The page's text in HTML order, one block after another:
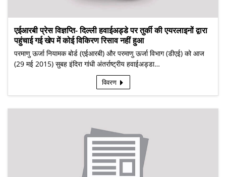
एईआरबी प्रेस विज्ञप्ति- दिल्ली हवाईअड्डे पर तुर्की की एयरलाइनों द्वारा
पहुंचाई गई खेप में कोई विकिरण रिसाव नहीं हुआ
परमाणु ऊर्जा नियामक बोर्ड (एईआरबी) और परमाणु ऊर्जा विभाग (डीएई) को आज
(29 मई 2015) सुबह इंदिरा गांधी अंतर्राष्ट्रीय हवाईअड्डा…
विवरण